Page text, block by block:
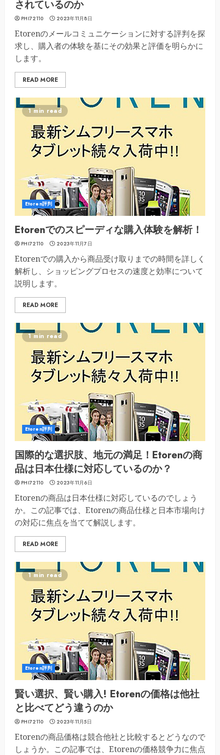
されているのか
PHI72110 2023年11月8日
Etorenのメールコミュニケーションに対する評判を探
求し、購入者の体験を基にその効果と評価を明らかに
します。
READ MORE
1 min read
Etoren評判
Etorenでのスピーディな購入体験を解析！
PHI72110 2023年11月7日
Etorenでの購入から商品受け取りまでの時間を詳しく
解析し、ショッピングプロセスの速度と効率について
説明します。
READ MORE
1 min read
Etoren評判
国際的な選択肢、地元の満足！Etorenの商
品は日本仕様に対応しているのか？
PHI72110 2023年11月6日
Etorenの商品は日本仕様に対応しているのでしょう
か。この記事では、Etorenの商品仕様と日本市場向け
の対応に焦点を当てて解説します。
READ MORE
1 min read
Etoren評判
賢い選択、賢い購入! Etorenの価格は他社
と比べてどう違うのか
PHI72110 2023年11月5日
Etorenの商品価格は競合他社と比較するとどうなので
しょうか。この記事では、Etorenの価格競争力に焦点